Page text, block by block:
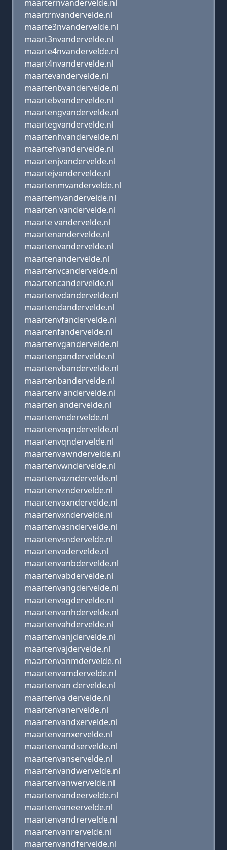
maarternvandervelde.nl
maartrnvandervelde.nl
maarte3nvandervelde.nl
maart3nvandervelde.nl
maarte4nvandervelde.nl
maart4nvandervelde.nl
maartevandervelde.nl
maartenbvandervelde.nl
maartebvandervelde.nl
maartengvandervelde.nl
maartegvandervelde.nl
maartenhvandervelde.nl
maartehvandervelde.nl
maartenjvandervelde.nl
maartejvandervelde.nl
maartenmvandervelde.nl
maartemvandervelde.nl
maarten vandervelde.nl
maarte vandervelde.nl
maartenandervelde.nl
maartenvandervelde.nl
maartenandervelde.nl
maartenvcandervelde.nl
maartencandervelde.nl
maartenvdandervelde.nl
maartendandervelde.nl
maartenvfandervelde.nl
maartenfandervelde.nl
maartenvgandervelde.nl
maartengandervelde.nl
maartenvbandervelde.nl
maartenbandervelde.nl
maartenv andervelde.nl
maarten andervelde.nl
maartenvndervelde.nl
maartenvaqndervelde.nl
maartenvqndervelde.nl
maartenvawndervelde.nl
maartenvwndervelde.nl
maartenvazndervelde.nl
maartenvzndervelde.nl
maartenvaxndervelde.nl
maartenvxndervelde.nl
maartenvasndervelde.nl
maartenvsndervelde.nl
maartenvadervelde.nl
maartenvanbdervelde.nl
maartenvabdervelde.nl
maartenvangdervelde.nl
maartenvagdervelde.nl
maartenvanhdervelde.nl
maartenvahdervelde.nl
maartenvanjdervelde.nl
maartenvajdervelde.nl
maartenvanmdervelde.nl
maartenvamdervelde.nl
maartenvan dervelde.nl
maartenva dervelde.nl
maartenvanervelde.nl
maartenvandxervelde.nl
maartenvanxervelde.nl
maartenvandservelde.nl
maartenvanservelde.nl
maartenvandwervelde.nl
maartenvanwervelde.nl
maartenvandeervelde.nl
maartenvaneervelde.nl
maartenvandrervelde.nl
maartenvanrervelde.nl
maartenvandfervelde.nl